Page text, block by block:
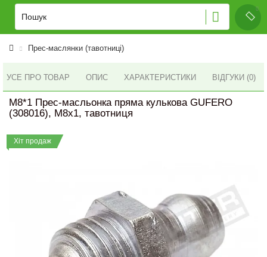
Прес-маслянки (тавотниці)
УСЕ ПРО ТОВАР ОПИС ХАРАКТЕРИСТИКИ ВІДГУКИ (0)
M8*1 Прес-масльонка пряма кулькова GUFERO
(308016), M8x1, тавотниця
Хіт продаж